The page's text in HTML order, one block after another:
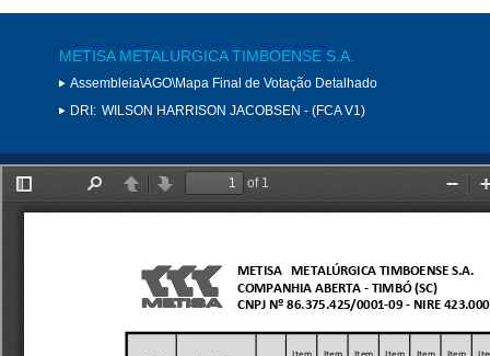
METISA METALURGICA TIMBOENSE S.A.
Assembleia\AGO\Mapa Final de Votação Detalhado
DRI: WILSON HARRISON JACOBSEN - (FCA V1)